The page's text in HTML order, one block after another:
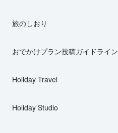
旅のしおり
おでかけプラン投稿ガイドライン
Holiday Travel
Holiday Studio